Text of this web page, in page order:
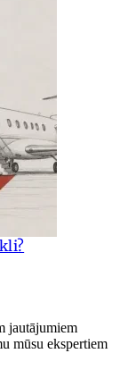
jautājumiem
mūsu ekspertiem